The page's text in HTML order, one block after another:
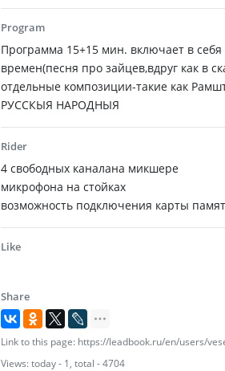
Program
Программа 15+15 мин. включает в
времен(песня про зайцев,вдруг как в
отдельные композиции-такие как
РУССКЫЯ НАРОДНЫЯ
Rider
4 свободных каналана микшере
микрофона на стойках
возможность подключения карты
Like
Share
Link to this page: https://leadbook.ru/en/users/
Views: today - 1, total - 4704